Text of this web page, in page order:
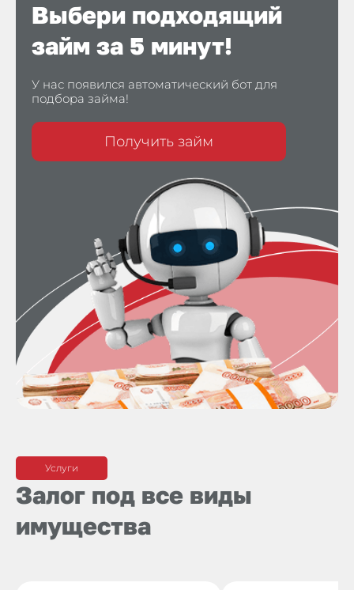
Выбери подходящий
займ за 5 минут!
У нас появился автоматический бот для
подбора займа!
Получить займ
Услуги
Залог под все виды
имущества